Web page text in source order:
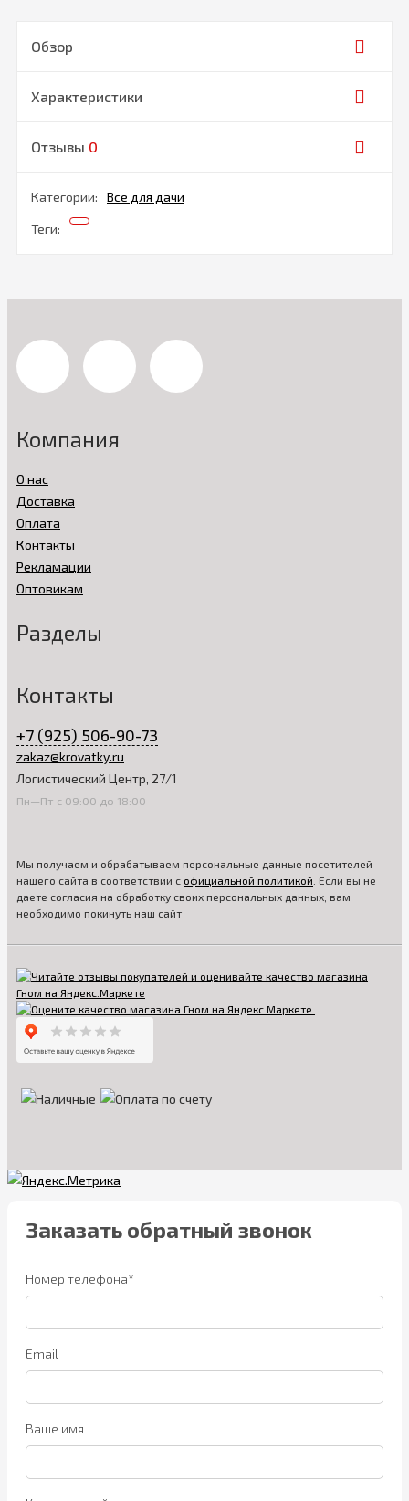
Обзор
Характеристики
Отзывы 0
Категории: Все для дачи
Теги:
Компания
О нас
Доставка
Оплата
Контакты
Рекламации
Оптовикам
Разделы
Контакты
+7 (925) 506-90-73
zakaz@krovatky.ru
Логистический Центр, 27/1
Пн—Пт с 09:00 до 18:00
Мы получаем и обрабатываем персональные данные посетителей
нашего сайта в соответствии с официальной политикой . Если вы не
даете согласия на обработку своих персональных данных, вам
необходимо покинуть наш сайт
Заказать обратный звонок
Номер телефона*
Email
Ваше имя